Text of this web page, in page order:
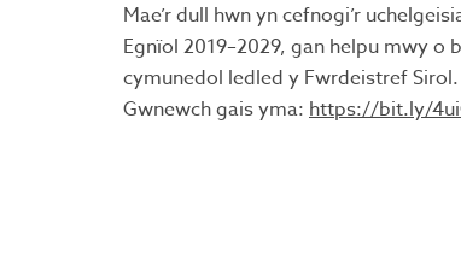
Mae’r dull hwn yn cefnogi’r
Egnïol 2019–2029, gan helpu mwy
cymunedol ledled y Fwrdeistref Sirol.
Gwnewch gais yma: https://bit.ly/